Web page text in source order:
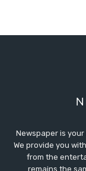
Newspaper is
We provide you
from the
remains the